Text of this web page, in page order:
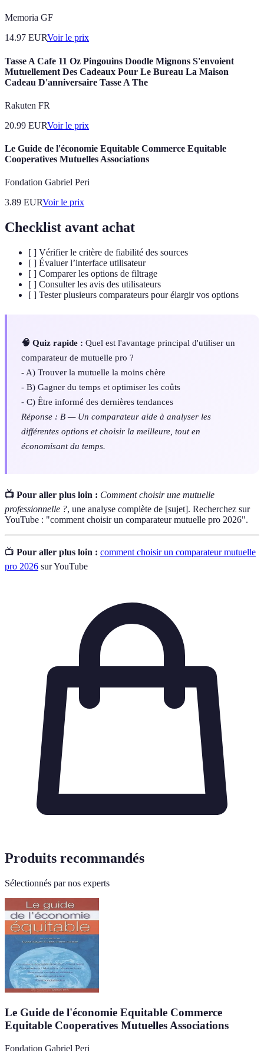
Memoria GF
14.97 EURVoir le prix
Tasse A Cafe 11 Oz Pingouins Doodle Mignons S'envoient
Mutuellement Des Cadeaux Pour Le Bureau La Maison
Cadeau D'anniversaire Tasse A The
Rakuten FR
20.99 EURVoir le prix
Le Guide de l'économie Equitable Commerce Equitable
Cooperatives Mutuelles Associations
Fondation Gabriel Peri
3.89 EURVoir le prix
Checklist avant achat
[ ] Vérifier le critère de fiabilité des sources
[ ] Évaluer l’interface utilisateur
[ ] Comparer les options de filtrage
[ ] Consulter les avis des utilisateurs
[ ] Tester plusieurs comparateurs pour élargir vos options
🧠 Quiz rapide : Quel est l'avantage principal d'utiliser un
comparateur de mutuelle pro ?
- A) Trouver la mutuelle la moins chère
- B) Gagner du temps et optimiser les coûts
- C) Être informé des dernières tendances
Réponse : B — Un comparateur aide à analyser les
différentes options et choisir la meilleure, tout en
économisant du temps.
📺 Pour aller plus loin : Comment choisir une mutuelle
professionnelle ?, une analyse complète de [sujet]. Recherchez sur
YouTube : "comment choisir un comparateur mutuelle pro 2026".
📺 Pour aller plus loin : comment choisir un comparateur mutuelle
pro 2026 sur YouTube
Produits recommandés
Sélectionnés par nos experts
Le Guide de l'économie Equitable Commerce
Equitable Cooperatives Mutuelles Associations
Fondation Gabriel Peri